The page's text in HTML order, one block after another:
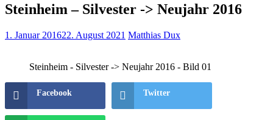
Steinheim – Silvester -> Neujahr 2016
1. Januar 201622. August 2021 Matthias Dux
Steinheim - Silvester -> Neujahr 2016 - Bild 01
Facebook Twitter